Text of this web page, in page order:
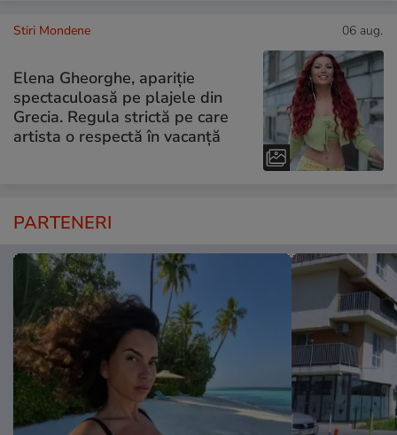
Stiri Mondene 06 aug.
Elena Gheorghe, apariție
spectaculoasă pe plajele din
Grecia. Regula strictă pe care
artista o respectă în vacanță
PARTENERI